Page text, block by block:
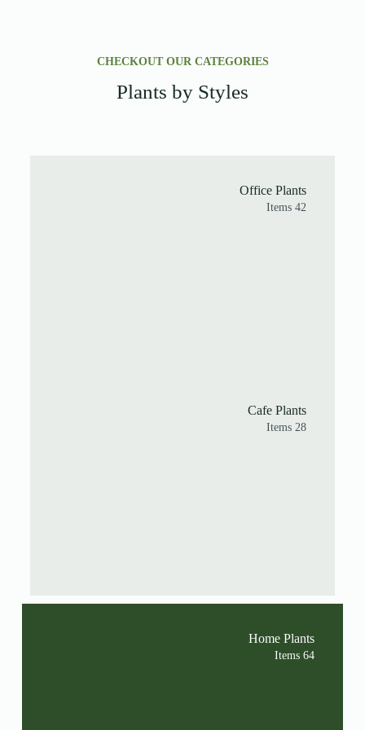
CHECKOUT OUR CATEGORIES
Plants by Styles
Office Plants
42 Items
Cafe Plants
28 Items
Home Plants
64 Items